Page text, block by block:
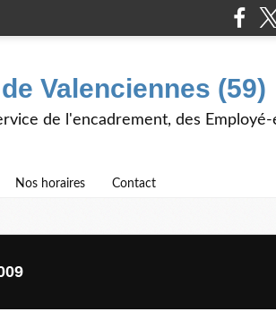
Valenciennes (59)
de l'encadrement, des
Nos horaires Contact